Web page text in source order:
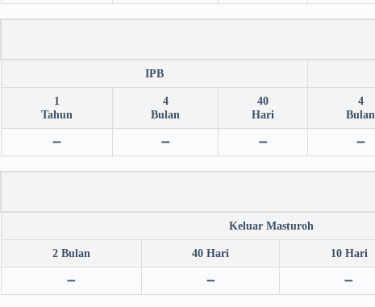
IPB
1
Tahun
4
Bulan
40
Hari
4
Bulan
➖ ➖ ➖ ➖
Keluar Masturoh
2 Bulan 40 Hari 10 Hari
➖ ➖ ➖